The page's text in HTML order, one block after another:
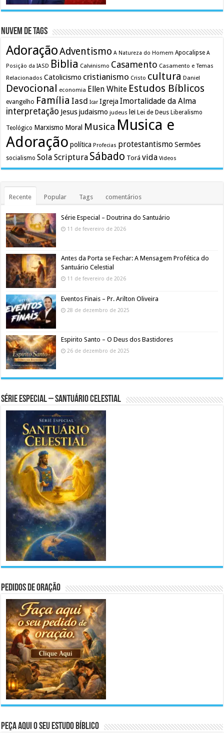
Nuvem de Tags
AdoraçãoAdventismo A Natureza do Homem Apocalipse A
Posição da IASD Biblia Calvinismo Casamento Casamento e Temas
Relacionados Catolicismo cristianismo Cristo cultura Daniel
Devocional economia Ellen White Estudos Bíblicos
evangelho Família Iasd Icar Igreja Imortalidade da Alma
interpretação Jesusjudaismo judeus lei Lei de Deus Liberalismo
Teológico Marxismo Moral Musica Musica e
Adoração política Profecias protestantismo Sermões
socialismo Sola Scriptura Sábado Torá vida Videos
Recente Popular Tags comentários
Série Especial – Doutrina do Santuário
11 de fevereiro de 2026
Antes da Porta se Fechar: A Mensagem Profética do
Santuário Celestial
11 de fevereiro de 2026
Eventos Finais – Pr. Arilton Oliveira
28 de dezembro de 2025
Espirito Santo – O Deus dos Bastidores
26 de dezembro de 2025
Série Especial – Santuário Celestial
Pedidos de Oração
Peça aqui o seu Estudo Bíblico